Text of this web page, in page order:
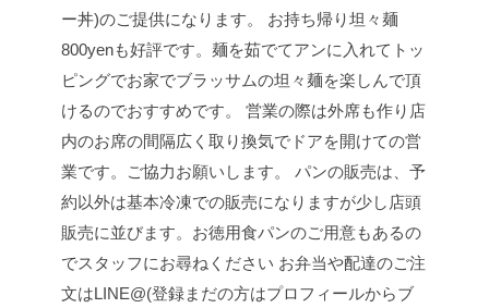
ー丼)のご提供になります。 お持ち帰り坦々麺
800yenも好評です。麺を茹でてアンに入れてトッ
ピングでお家でブラッサムの坦々麺を楽しんで頂
けるのでおすすめです。 営業の際は外席も作り店
内のお席の間隔広く取り換気でドアを開けての営
業です。ご協力お願いします。 パンの販売は、予
約以外は基本冷凍での販売になりますが少し店頭
販売に並びます。お徳用食パンのご用意もあるの
でスタッフにお尋ねください お弁当や配達のご注
文はLINE@(登録まだの方はプロフィールからブ